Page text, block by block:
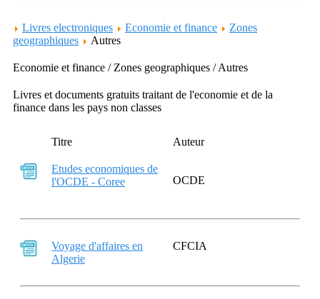
Livres electroniques Economie et finance
Zones
geographiques
Autres
Economie et finance / Zones geographiques / Autres
Livres et documents gratuits traitant de l'economie et de la
finance dans les pays non classes
Titre Auteur
Etudes economiques de
l'OCDE - Coree
OCDE
Voyage d'affaires en
Algerie
CFCIA